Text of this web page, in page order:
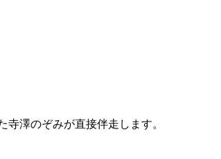
澤のぞみが直接伴走します。